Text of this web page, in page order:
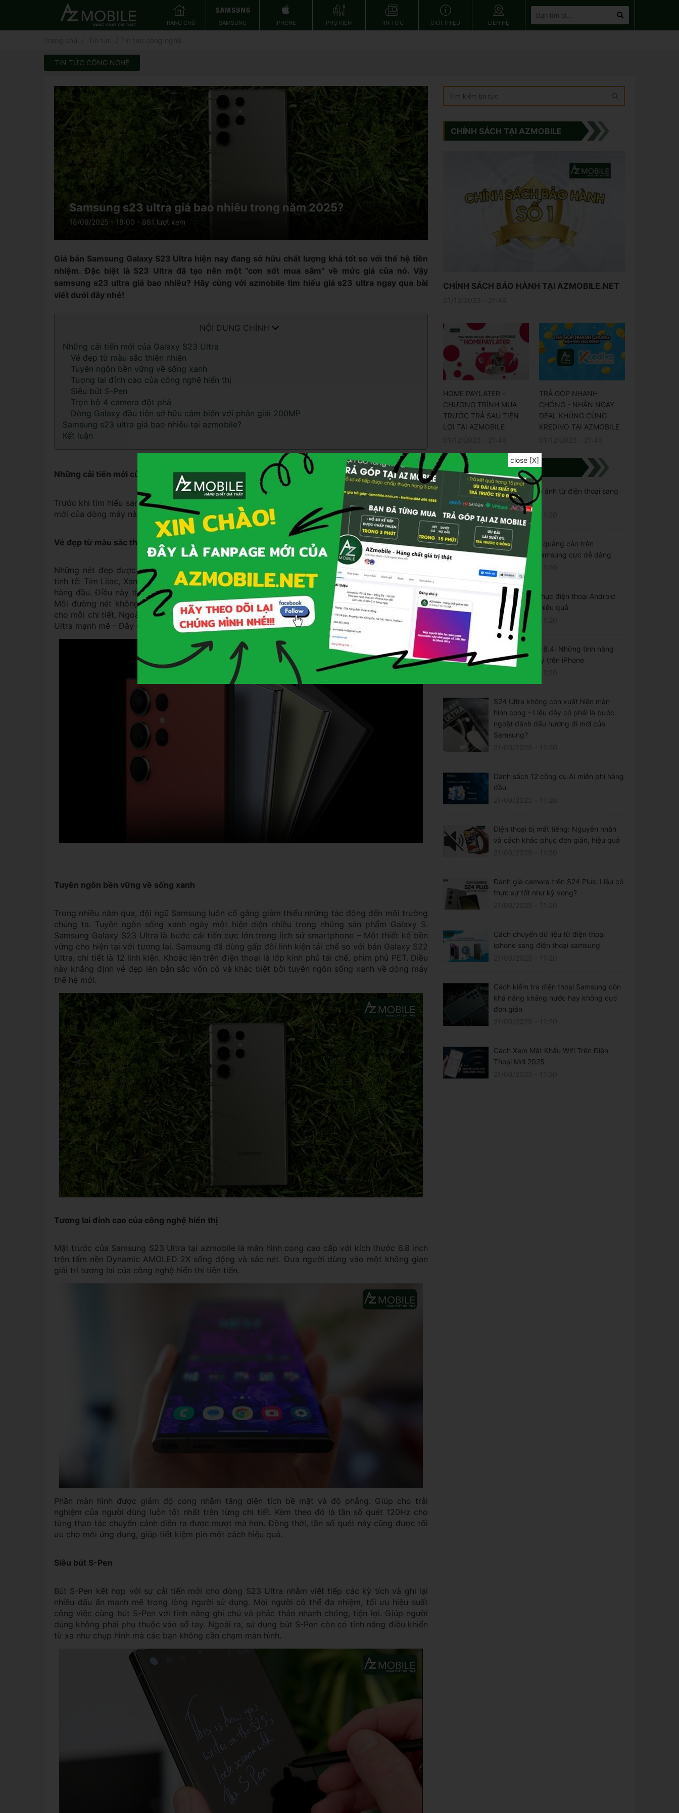
TRANG CHỦ SAMSUNG IPHONE PHỤ KIỆN TIN TỨC GIỚI THIỆU LIÊN HỆ
TIN TỨC CÔNG NGHỆ
Samsung s23 ultra giá bao nhiêu trong năm 2025?
18/09/2025 - 18:00 - 881 lượt xem
Giá bán Samsung Galaxy S23 Ultra hiện nay đang sở hữu chất lượng khá tốt so với thế hệ tiền
nhiệm. Đặc biệt là S23 Ultra đã tạo nên một "cơn sốt mua sắm" về mức giá của nó. Vậy
samsung s23 ultra giá bao nhiêu? Hãy cùng với azmobile tìm hiểu giá s23 ultra ngay qua bài
viết dưới đây nhé!
NỘI DUNG CHÍNH
Những cải tiến mới của Galaxy S23 Ultra
Vẻ đẹp từ màu sắc thiên nhiên
Tuyên ngôn bền vững về sống xanh
Tương lai đỉnh cao của công nghệ hiển thị
Siêu bút S-Pen
Trọn bộ 4 camera đột phá
Dòng Galaxy đầu tiên sở hữu cảm biến với phân giải 200MP
Samsung s23 ultra giá bao nhiêu tại azmobile?
Kết luận
Những cải tiến mới của Galaxy S23 Ultra
Trước khi tìm hiểu samsung s23 ultra giá bao nhiêu, thì chúng ta hãy cùng tìm hiểu những cải tiến
mới của dòng máy này nhé!
Vẻ đẹp từ màu sắc thiên nhiên
Những nét đẹp được thiết lập mới trên dòng Samsung Galaxy S23 Ultra, tone màu thiên nhiên
tinh tế: Tím Lilac, Xanh Botanic, Kem Cotton và Đen Phantom được chế tác bởi nhiều công nghệ
hàng đầu. Điều này thổi hồn cho từng siêu phẩm một cách nhẹ nhàng nhưng vô cùng đẳng cấp.
Mỗi đường nét không phô trương nhưng vẫn có thể khoe trọn vẻ đẹp sang trọng và thanh lịch
cho mỗi chi tiết. Ngoài ra, khung viền kim loại chắc chắn cùng thiết kế đối xứng đậm chất thế hệ
Ultra mạnh mẽ - Đây chính là tâm điểm cho đại diện hàng đầu của dòng Galaxy S này.
Tuyên ngôn bền vững về sống xanh
Trong nhiều năm qua, đội ngũ Samsung luôn cố gắng giảm thiểu những tác động đến môi trường
chúng ta. Tuyên ngôn sống xanh ngày một hiện diện nhiều trong những sản phẩm Galaxy S.
Samsung Galaxy S23 Ultra là bước cải tiến cực lớn trong lịch sử smartphone – Một thiết kế bền
vững cho hiện tại với tương lai. Samsung đã dùng gấp đôi linh kiện tái chế so với bản Galaxy S22
Ultra, chi tiết là 12 linh kiện. Khoác lên trên điện thoại là lớp kính phủ tái chế, phim phủ PET. Điều
này khẳng định vẻ đẹp lên bản sắc vốn có và khác biệt bởi tuyên ngôn sống xanh về dòng máy
thế hệ mới.
Tương lai đỉnh cao của công nghệ hiển thị
Mặt trước của Samsung S23 Ultra tại azmobile là màn hình cong cao cấp với kích thước 6.8 inch
trên tấm nền Dynamic AMOLED 2X sống động và sắc nét. Đưa người dùng vào một không gian
giải trí tương lai của công nghệ hiển thị tiên tiến.
Phần màn hình được giảm độ cong nhằm tăng diện tích bề mặt và độ phẳng. Giúp cho trải
nghiệm của người dùng luôn tốt nhất trên từng chi tiết. Kèm theo đó là tần số quét 120Hz cho
từng thao tác chuyển cảnh diễn ra được mượt mà hơn. Đồng thời, tần số quét này cũng được tối
ưu cho mỗi ứng dụng, giúp tiết kiệm pin một cách hiệu quả.
Siêu bút S-Pen
Bút S-Pen kết hợp với sự cải tiến mới cho dòng S23 Ultra nhằm viết tiếp các kỳ tích và ghi lại
nhiều dấu ấn mạnh mẽ trong lòng người sử dụng. Mọi người có thể đa nhiệm, tối ưu hiệu suất
công việc cùng bút S-Pen với tính năng ghi chú và phác thảo nhanh chóng, tiện lợi. Giúp người
dùng không phải phụ thuộc vào sổ tay. Ngoài ra, sử dụng bút S-Pen còn có tính năng điều khiển
từ xa như chụp hình mà các bạn không cần chạm màn hình.
CHÍNH SÁCH TẠI AZMOBILE
CHÍNH SÁCH BẢO HÀNH TẠI AZMOBILE.NET
HOME PAYLATER -
CHƯƠNG TRÌNH MUA
TRƯỚC TRẢ SAU TIỆN
LỢI TẠI AZMOBILE
TRẢ GÓP NHANH
CHÓNG - NHẬN NGAY
DEAL KHỦNG CÙNG
KREDIVO TẠI AZMOBILE
TIN TỨC NỔI BẬT
4 cách chuyển ảnh từ điện thoại sang
máy tính
21/09/2025 - 11:20
5 Cách loại bỏ quảng cáo trên
Smartphone Samsung cực dễ dàng
21/09/2025 - 11:20
8 cách khắc phục điện thoại Android
sụt pin nhanh hiệu quả
21/09/2025 - 11:20
Cập nhật iOS 18.4: Những tính năng
mới đáng chú ý trên iPhone
S24 Ultra không còn xuất hiện màn
hình cong - Liệu đây có phải là bước
ngoặt đánh dấu hướng đi mới của
Samsung?
Danh sách 12 công cụ AI miễn phí hàng
đầu
Điện thoại bị mất tiếng: Nguyên nhân
và cách khắc phục đơn giản, hiệu quả
Đánh giá camera trên S24 Plus: Liệu có
thực sự tốt như kỳ vọng?
Cách chuyển dữ liệu từ điện thoại
iphone sang điện thoại samsung
Cách kiểm tra điện thoại Samsung còn
khả năng kháng nước hay không cực
đơn giản
Cách Xem Mật Khẩu Wifi Trên Điện
Thoại Mới 2025
close [X]